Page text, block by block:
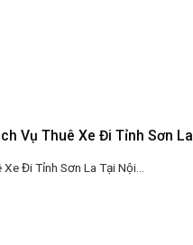
Vụ Thuê Xe Đi Tỉnh Sơn La
Đi Tỉnh Sơn La Tại Nội...